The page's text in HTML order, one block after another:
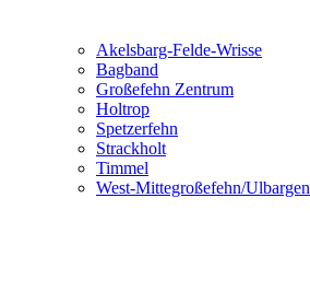
Akelsbarg-Felde-Wrisse
Bagband
Großefehn Zentrum
Holtrop
Spetzerfehn
Strackholt
Timmel
West-Mittegroßefehn/Ulbargen